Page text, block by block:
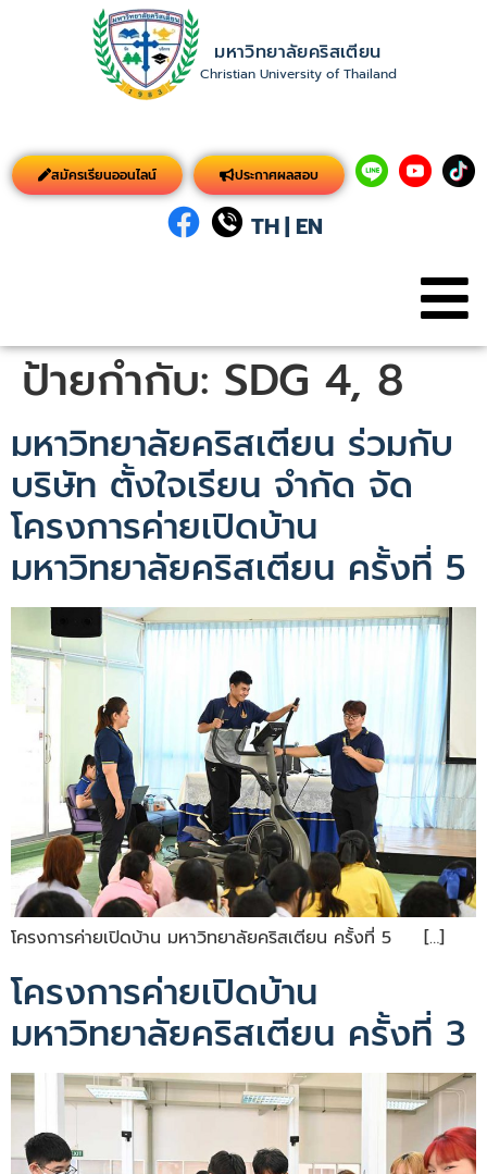
มหาวิทยาลัยคริสเตียน
Christian University of Thailand
สมัครเรียนออนไลน์ ประกาศผลสอบ
TH| EN
ป้ายกำกับ: SDG 4, 8
มหาวิทยาลัยคริสเตียน ร่วมกับ
บริษัท ตั้งใจเรียน จำกัด จัด
โครงการค่ายเปิดบ้าน
มหาวิทยาลัยคริสเตียน ครั้งที่ 5
โครงการค่ายเปิดบ้าน มหาวิทยาลัยคริสเตียน ครั้งที่ 5 […]
โครงการค่ายเปิดบ้าน
มหาวิทยาลัยคริสเตียน ครั้งที่ 3